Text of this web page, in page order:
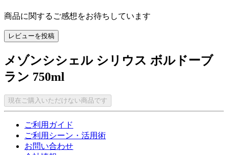
商品に関するご感想をお待ちしています
レビューを投稿
メゾンシシェル シリウス ボルドーブ
ラン 750ml
現在ご購入いただけない商品です
ご利用ガイド
ご利用シーン・活用術
お問い合わせ